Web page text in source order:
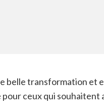
belle transformation et
ceux qui souhaitent